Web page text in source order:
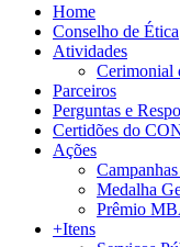
Home
Conselho de Ética
Atividades
Cerimonial
Parceiros
Perguntas e
Certidões do
Ações
Medalha
Prêmio
+Itens